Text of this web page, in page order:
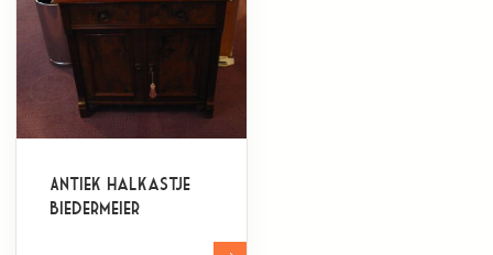
Antiek halkastje
Biedermeier